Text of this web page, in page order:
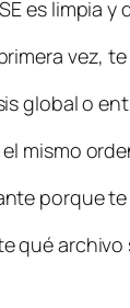
es limpia
vez,
global o
mismo
porque
qué